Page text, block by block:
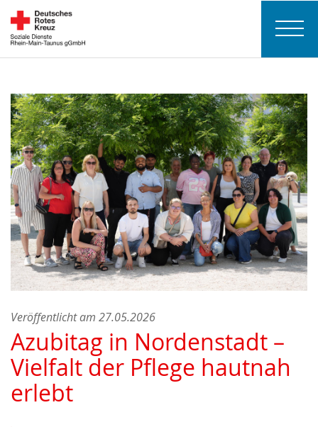
Veröffentlicht am 27.05.2026
Azubitag in Nordenstadt –
Vielfalt der Pflege hautnah
erlebt